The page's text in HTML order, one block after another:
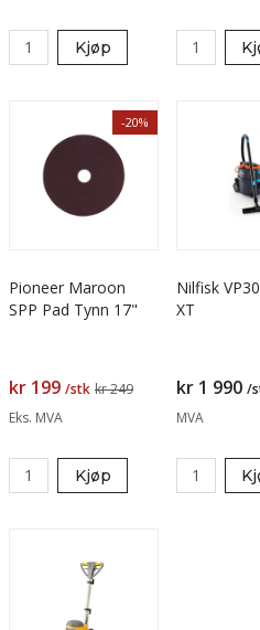
Kjøp
-20%
Pioneer Maroon
SPP Pad Tynn 17"
kr 199 /stk kr 249
Eks. MVA
Kjøp
Nilfisk
XT
kr 1 990 /
MVA